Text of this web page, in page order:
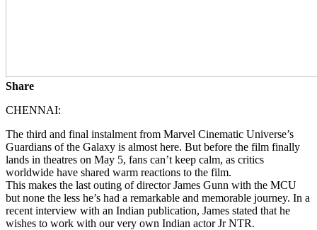
Share
CHENNAI:
The third and final instalment from Marvel Cinematic Universe’s
Guardians of the Galaxy is almost here. But before the film finally
lands in theatres on May 5, fans can’t keep calm, as critics
worldwide have shared warm reactions to the film.
This makes the last outing of director James Gunn with the MCU
but none the less he’s had a remarkable and memorable journey. In a
recent interview with an Indian publication, James stated that he
wishes to work with our very own Indian actor Jr NTR.